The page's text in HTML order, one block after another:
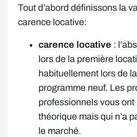
Tout d’abord définissons la
carence locative:
carence locative :
lors de la première
habituellement lors de
programme neuf. Les
professionnels vous
théorique mais qui n’a
le marché.